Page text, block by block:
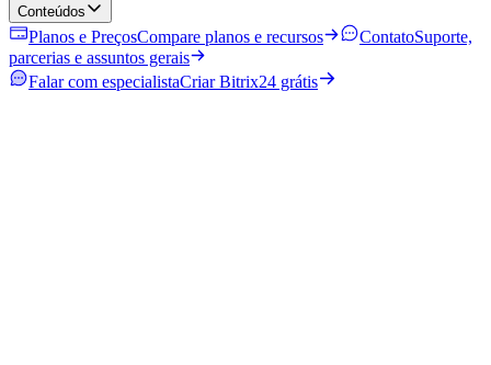
Conteúdos
Planos e PreçosCompare planos e recursos ContatoSuporte,
parcerias e assuntos gerais
Falar com especialistaCriar Bitrix24 grátis